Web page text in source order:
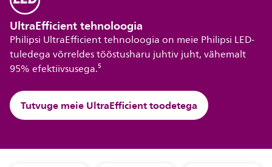
UltraEfficient tehnoloogia
Philipsi UltraEfficient tehnoloogia on meie Philipsi LED-
tuledega võrreldes tööstusharu juhtiv juht, vähemalt
95% efektiivsusega.⁵
Tutvuge meie UltraEfficient toodetega